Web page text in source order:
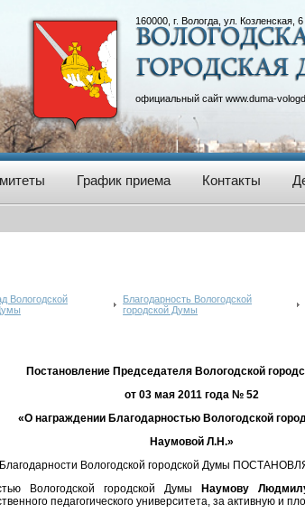
160000, г. Вологда, ул. Козленская,
официальный сайт www.duma-
График приема Контакты
Вологодской
Благодарность Вологодской
городской Думы
Постановление Председателя Вологодской
от 03 мая 2011 года № 52
«О награждении Благодарностью Вологодской
Наумовой Л.Н.»
Вологодской городской Думы
Вологодской городской Думы
Наумову
педагогического университета, за активную и